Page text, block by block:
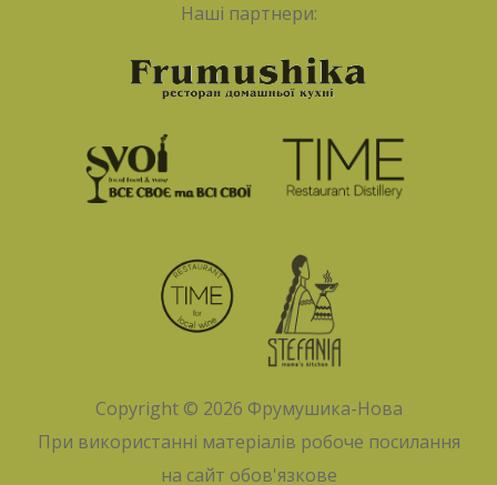
Наші партнери:
Copyright © 2026 Фрумушика-Нова
При використанні матеріалів робоче посилання
на сайт обов'язкове